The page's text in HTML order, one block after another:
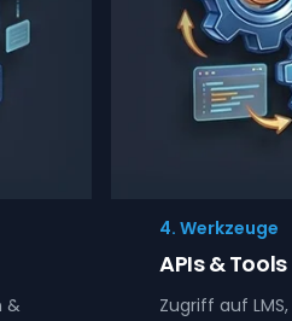
&
4. Werkzeuge
APIs & Tools
Zugriff auf